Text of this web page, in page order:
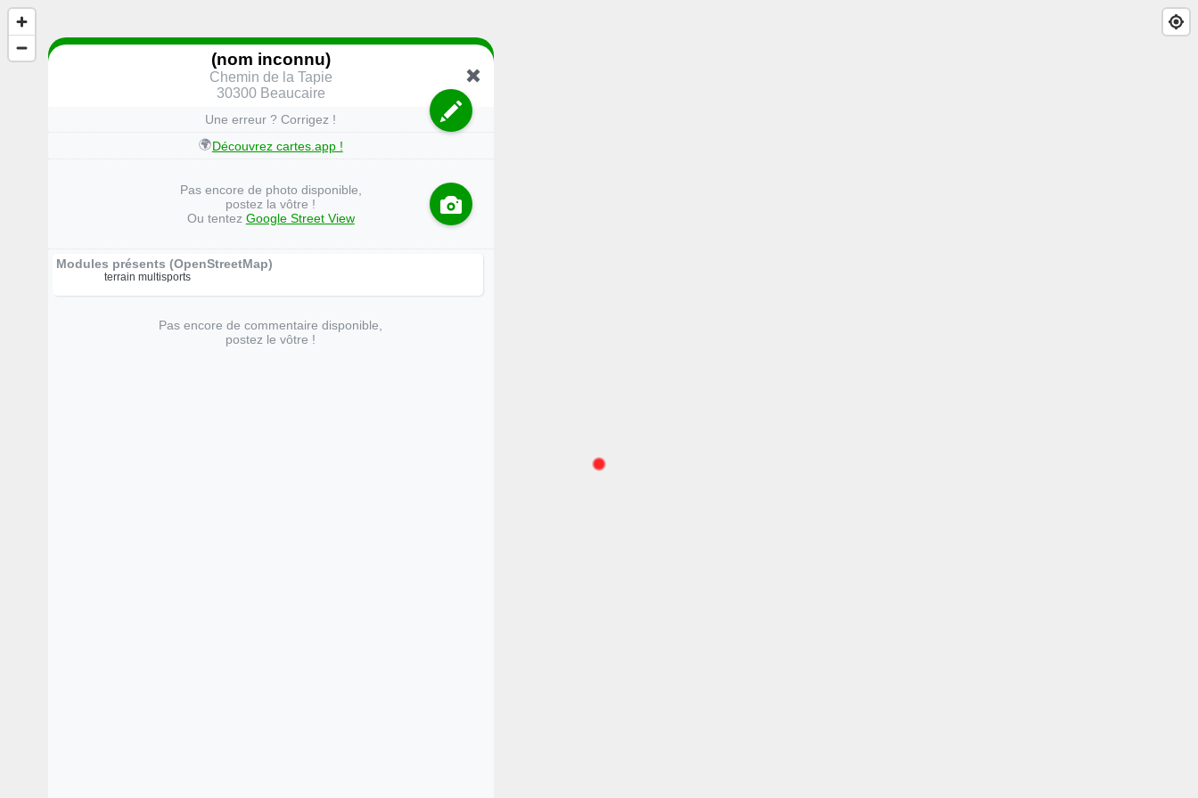
(nom inconnu)
Chemin de la Tapie
30300 Beaucaire
Une erreur ? Corrigez !
🌍Découvrez cartes.app !
Pas encore de photo disponible,
postez la vôtre !
Ou tentez Google Street View
Modules présents (OpenStreetMap)
terrain multisports
Pas encore de commentaire disponible,
postez le vôtre !